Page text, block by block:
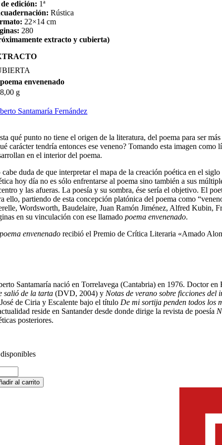
de edición: 1ª
Rústica
22×14 cm
280
extracto y cubierta)
envenenado
g
Santamaría Fernández
qué punto no tiene el origen de la literatura, del poema para ser
carácter tendría entonces ese veneno? Tomando esta imagen
en el interior del poema.
cabe duda de que interpretar el mapa de la creación poética en el
hoy día no es sólo enfrentarse al poema sino también a sus
y las afueras. La poesía y su sombra, ése sería el objetivo. El
ello, partiendo de esta concepción platónica del poema como
Wordsworth, Baudelaire, Juan Ramón Jiménez, Alfred Kubin,
en su vinculación con ese llamadopoema envenenado.
envenenadorecibió el Premio de Crítica Literaria «Amado
Santamaría nació en Torrelavega (Cantabria) en 1976. Doctor
salió de la tarta (DVD, 2004) y Notas de verano sobre ficciones del
de Ciria y Escalente bajo el título De mi sortija penden todos los
reside en Santander desde donde dirige la revista de poesía
posteriores.
al carrito